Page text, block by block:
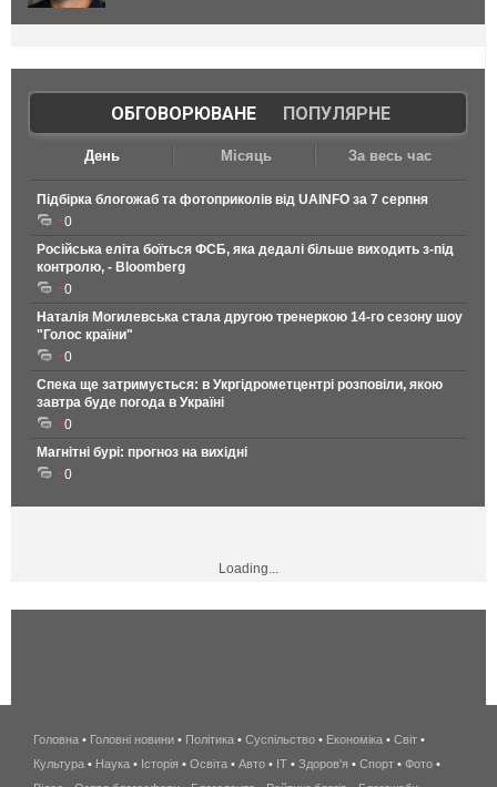
ОБГОВОРЮВАНЕ| ПОПУЛЯРНЕ
День Місяць За весь час
Підбірка блогожаб та фотоприколів від UAINFO за 7 серпня
0
Російська еліта боїться ФСБ, яка дедалі більше виходить з-під
контролю, - Bloomberg
0
Наталія Могилевська стала другою тренеркою 14-го сезону шоу
"Голос країни"
0
Спека ще затримується: в Укргідрометцентрі розповіли, якою
завтра буде погода в Україні
0
Магнітні бурі: прогноз на вихідні
0
Loading...
беспроводной
интернет
Головна • Головні новини • Політика • Суспільство • Економіка • Світ •
Культура • Наука • Історія • Освіта • Авто • IT • Здоров'я • Спорт • Фото •